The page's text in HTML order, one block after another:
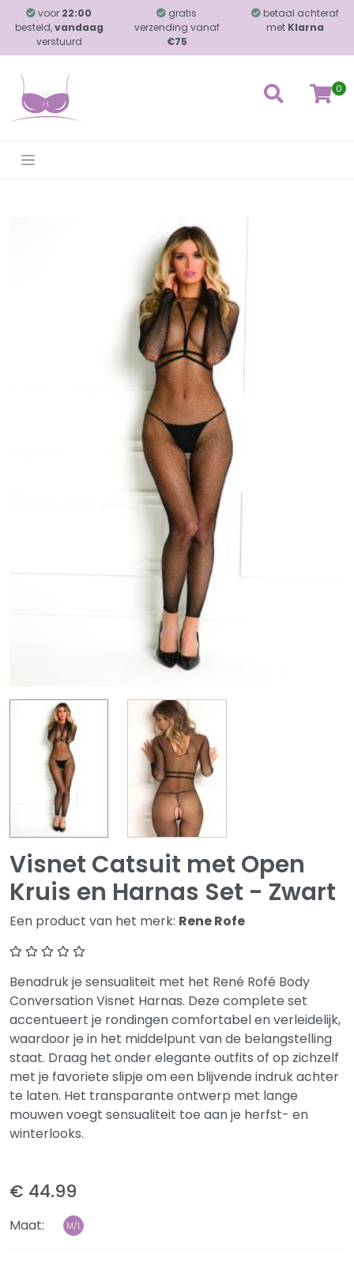
voor 22:00
besteld,vandaag
verstuurd
gratis
verzending vanaf
€75
betaal achteraf
met Klarna
0
Visnet Catsuit met Open
Kruis en Harnas Set - Zwart
Een product van het merk: Rene Rofe
Benadruk je sensualiteit met het René Rofé Body
Conversation Visnet Harnas. Deze complete set
accentueert je rondingen comfortabel en verleidelijk,
waardoor je in het middelpunt van de belangstelling
staat. Draag het onder elegante outfits of op zichzelf
met je favoriete slipje om een blijvende indruk achter
te laten. Het transparante ontwerp met lange
mouwen voegt sensualiteit toe aan je herfst- en
winterlooks.
€ 44.99
Maat: M/L